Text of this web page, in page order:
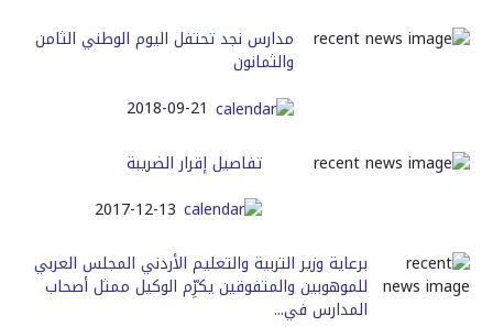
مدارس نجد تحتفل اليوم الوطني الثامن
والثمانون
2018-09-21
تفاصيل إقرار الضريبة
2017-12-13
برعاية وزير التربية والتعليم الأردني المجلس العربي
للموهوبين والمتفوقين يكرِّم الوكيل ممثل أصحاب
المدارس في...